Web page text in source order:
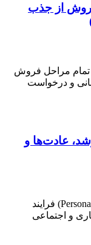
از جذب
تمام مراحل فروش
و درخواست
عادت‌ها و
مقدمه توسعه فردی چیست؟ (Personal Development) فرایند
و اجتماعی